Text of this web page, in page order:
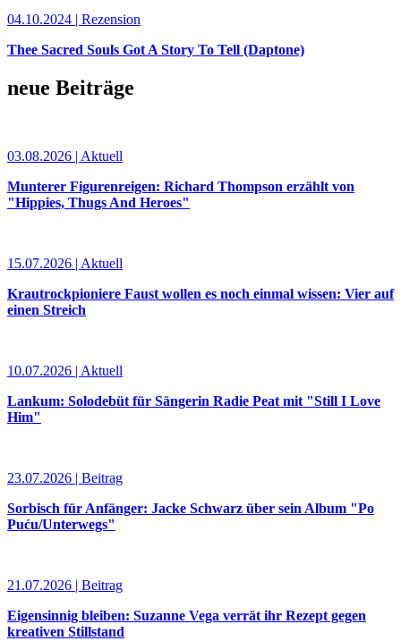
04.10.2024 | Rezension
Thee Sacred Souls Got A Story To Tell (Daptone)
neue Beiträge
03.08.2026 | Aktuell
Munterer Figurenreigen: Richard Thompson erzählt von
"Hippies, Thugs And Heroes"
15.07.2026 | Aktuell
Krautrockpioniere Faust wollen es noch einmal wissen: Vier auf
einen Streich
10.07.2026 | Aktuell
Lankum: Solodebüt für Sängerin Radie Peat mit "Still I Love
Him"
23.07.2026 | Beitrag
Sorbisch für Anfänger: Jacke Schwarz über sein Album "Po
Puću/Unterwegs"
21.07.2026 | Beitrag
Eigensinnig bleiben: Suzanne Vega verrät ihr Rezept gegen
kreativen Stillstand